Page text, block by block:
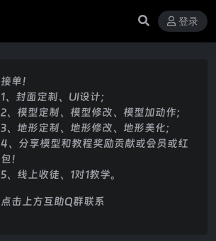
登录
接单！
1、封面定制、UI设计；
2、模型定制、模型修改、模型加动作；
3、地形定制、地形修改、地形美化；
4、分享模型和教程奖励贡献或会员或红
包！
5、线上收徒、1对1教学。
点击上方互助Q群联系